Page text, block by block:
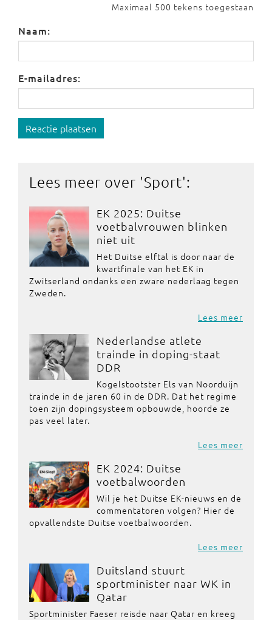
Maximaal 500 tekens toegestaan
Naam:
E-mailadres:
Reactie plaatsen
Lees meer over 'Sport':
EK 2025: Duitse
voetbalvrouwen blinken
niet uit
Het Duitse elftal is door naar de
kwartfinale van het EK in
Zwitserland ondanks een zware nederlaag tegen
Zweden.
Lees meer
Nederlandse atlete
trainde in doping-staat
DDR
Kogelstootster Els van Noorduijn
trainde in de jaren 60 in de DDR. Dat het regime
toen zijn dopingsysteem opbouwde, hoorde ze
pas veel later.
Lees meer
EK 2024: Duitse
voetbalwoorden
Wil je het Duitse EK-nieuws en de
commentatoren volgen? Hier de
opvallendste Duitse voetbalwoorden.
Lees meer
Duitsland stuurt
sportminister naar WK in
Qatar
Sportminister Faeser reisde naar Qatar en kreeg